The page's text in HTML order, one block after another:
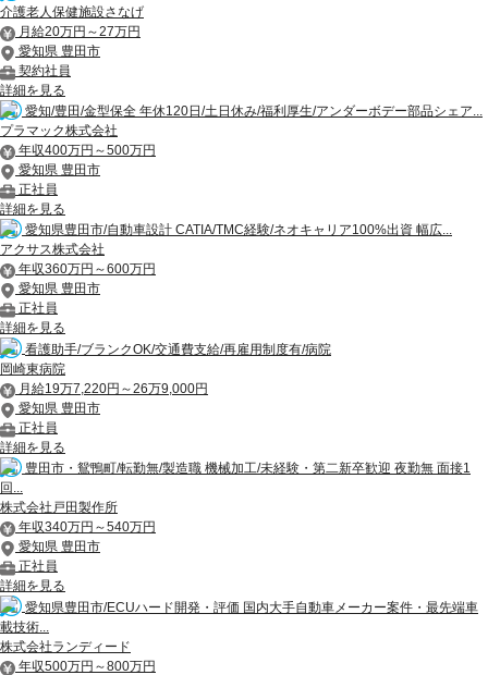
介護老人保健施設さなげ
月給20万円～27万円
愛知県 豊田市
契約社員
詳細を見る
愛知/豊田/金型保全 年休120日/土日休み/福利厚生/アンダーボデー部品シェア...
プラマック株式会社
年収400万円～500万円
愛知県 豊田市
正社員
詳細を見る
愛知県豊田市/自動車設計 CATIA/TMC経験/ネオキャリア100%出資 幅広...
アクサス株式会社
年収360万円～600万円
愛知県 豊田市
正社員
詳細を見る
看護助手/ブランクOK/交通費支給/再雇用制度有/病院
岡崎東病院
月給19万7,220円～26万9,000円
愛知県 豊田市
正社員
詳細を見る
豊田市・鴛鴨町/転勤無/製造職 機械加工/未経験・第二新卒歓迎 夜勤無 面接1
回...
株式会社戸田製作所
年収340万円～540万円
愛知県 豊田市
正社員
詳細を見る
愛知県豊田市/ECUハード開発・評価 国内大手自動車メーカー案件・最先端車
載技術...
株式会社ランディード
年収500万円～800万円